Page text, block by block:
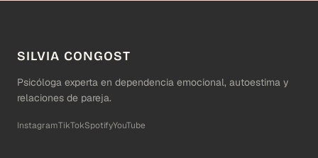
SILVIA CONGOST
Psicóloga experta en dependencia emocional, autoestima y
relaciones de pareja.
InstagramTikTokSpotifyYouTube